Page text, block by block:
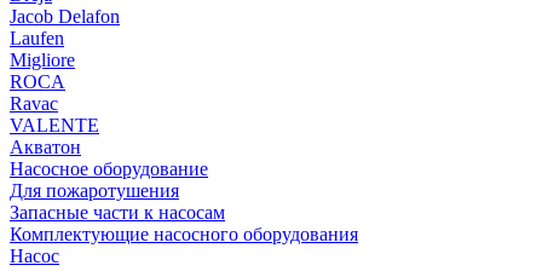
Jacob Delafon
Laufen
Migliore
ROCA
Rаvac
VALENTE
Акватон
Насосное оборудование
Для пожаротушения
Запасные части к насосам
Комплектующие насосного оборудования
Насос